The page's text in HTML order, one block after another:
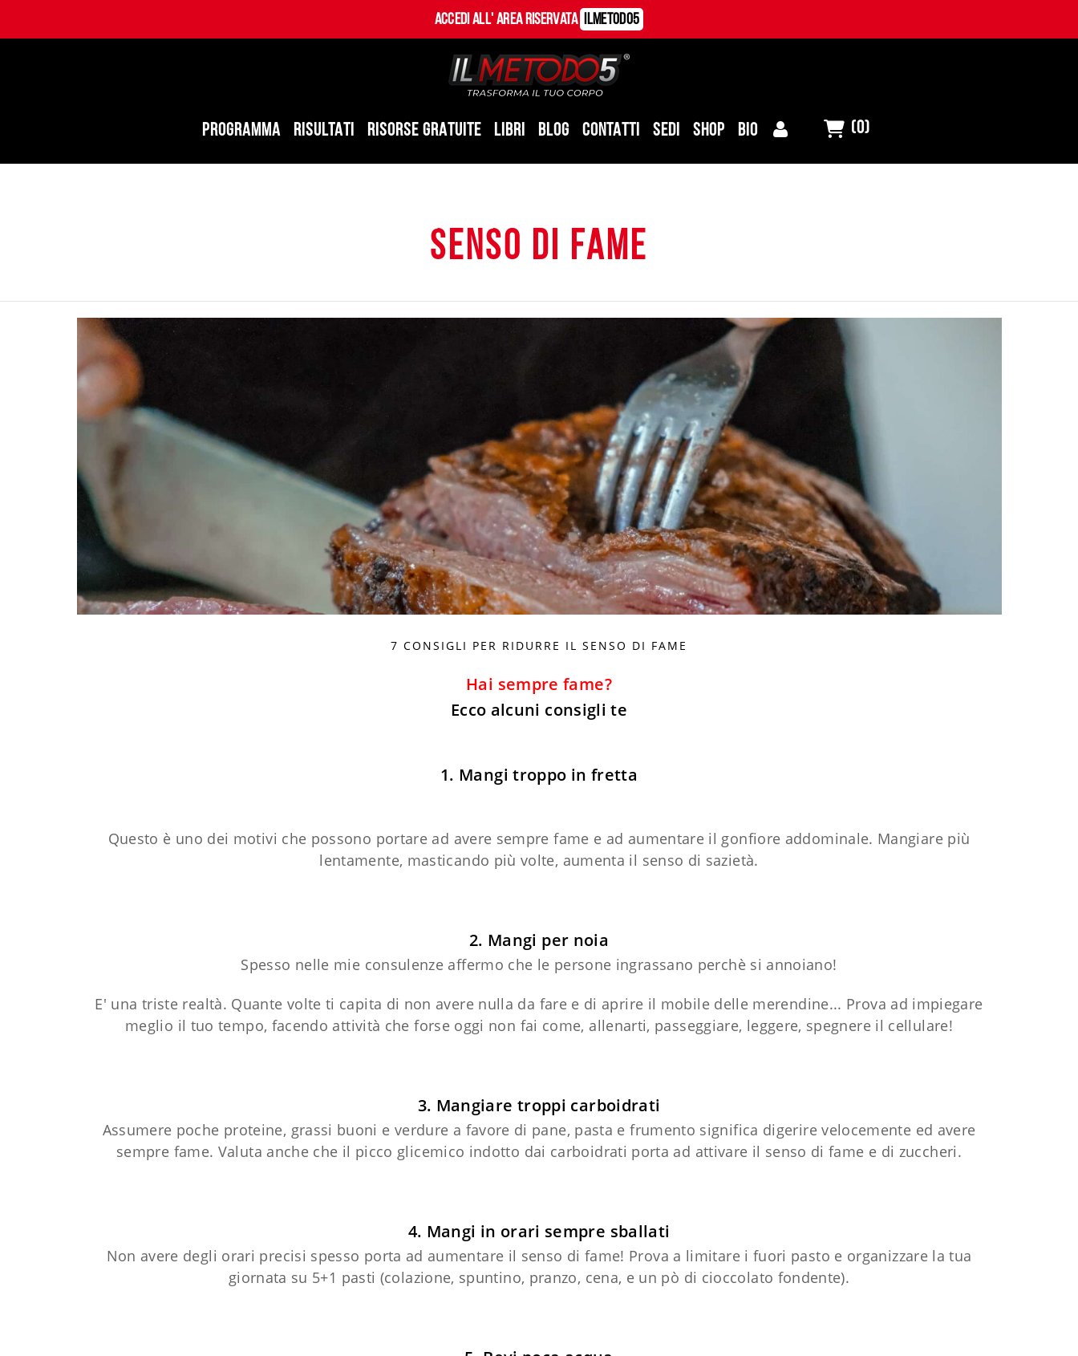
Accedi all' Area Riservata ILMetodo5
PROGRAMMA RISULTATI RISORSE GRATUITE LIBRI BLOG CONTATTI SEDI SHOP BIO (0)
senso di fame
7 CONSIGLI PER RIDURRE IL SENSO DI FAME
Hai sempre fame?
Ecco alcuni consigli te
1. Mangi troppo in fretta
Questo è uno dei motivi che possono portare ad avere sempre fame e ad aumentare il gonfiore addominale. Mangiare più
lentamente, masticando più volte, aumenta il senso di sazietà.
2. Mangi per noia
Spesso nelle mie consulenze affermo che le persone ingrassano perchè si annoiano!
E' una triste realtà. Quante volte ti capita di non avere nulla da fare e di aprire il mobile delle merendine... Prova ad impiegare
meglio il tuo tempo, facendo attività che forse oggi non fai come, allenarti, passeggiare, leggere, spegnere il cellulare!
3. Mangiare troppi carboidrati
Assumere poche proteine, grassi buoni e verdure a favore di pane, pasta e frumento significa digerire velocemente ed avere
sempre fame. Valuta anche che il picco glicemico indotto dai carboidrati porta ad attivare il senso di fame e di zuccheri.
4. Mangi in orari sempre sballati
Non avere degli orari precisi spesso porta ad aumentare il senso di fame! Prova a limitare i fuori pasto e organizzare la tua
giornata su 5+1 pasti (colazione, spuntino, pranzo, cena, e un pò di cioccolato fondente).